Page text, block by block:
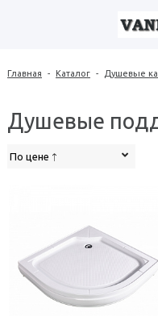
Главная - Каталог - Душевые
Душевые
По цене